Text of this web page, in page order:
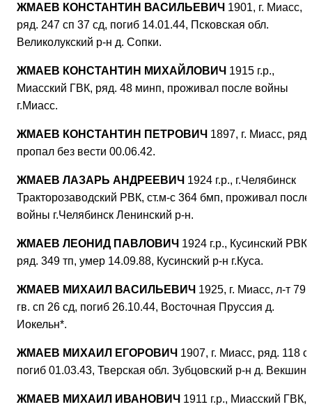
ЖМАЕВ КОНСТАНТИН ВАСИЛЬЕВИЧ 1901, г. Миасс,
ряд. 247 сп 37 сд, погиб 14.01.44, Псковская обл.
Великолукский р-н д. Сопки.
ЖМАЕВ КОНСТАНТИН МИХАЙЛОВИЧ 1915 г.р.,
Миасский ГВК, ряд. 48 минп, проживал после войны
г.Миасс.
ЖМАЕВ КОНСТАНТИН ПЕТРОВИЧ 1897, г. Миасс, ряд.,
пропал без вести 00.06.42.
ЖМАЕВ ЛАЗАРЬ АНДРЕЕВИЧ 1924 г.р., г.Челябинск
Тракторозаводский РВК, ст.м-с 364 бмп, проживал после
войны г.Челябинск Ленинский р-н.
ЖМАЕВ ЛЕОНИД ПАВЛОВИЧ 1924 г.р., Кусинский РВК,
ряд. 349 тп, умер 14.09.88, Кусинский р-н г.Куса.
ЖМАЕВ МИХАИЛ ВАСИЛЬЕВИЧ 1925, г. Миасс, л-т 79
гв. сп 26 сд, погиб 26.10.44, Восточная Пруссия д.
Иокельн*.
ЖМАЕВ МИХАИЛ ЕГОРОВИЧ 1907, г. Миасс, ряд. 118
погиб 01.03.43, Тверская обл. Зубцовский р-н д.
ЖМАЕВ МИХАИЛ ИВАНОВИЧ 1911 г.р., Миасский ГВК,